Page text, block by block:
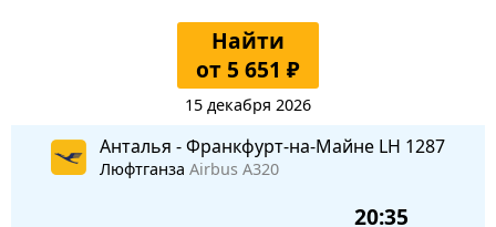
Найти
от 5 651 ₽
15 декабря 2026
Анталья - Франкфурт-на-Майне LH 1287
Люфтганза Airbus A320
20:35